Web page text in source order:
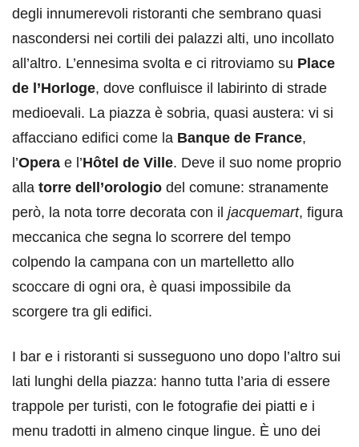
degli innumerevoli ristoranti che sembrano quasi
nascondersi nei cortili dei palazzi alti, uno incollato
all’altro. L’ennesima svolta e ci ritroviamo su Place
de l’Horloge, dove confluisce il labirinto di strade
medioevali. La piazza è sobria, quasi austera: vi si
affacciano edifici come la Banque de France,
l’Opera e l’Hôtel de Ville. Deve il suo nome proprio
alla torre dell’orologio del comune: stranamente
però, la nota torre decorata con il jacquemart, figura
meccanica che segna lo scorrere del tempo
colpendo la campana con un martelletto allo
scoccare di ogni ora, è quasi impossibile da
scorgere tra gli edifici.
I bar e i ristoranti si susseguono uno dopo l’altro sui
lati lunghi della piazza: hanno tutta l’aria di essere
trappole per turisti, con le fotografie dei piatti e i
menu tradotti in almeno cinque lingue. È uno dei